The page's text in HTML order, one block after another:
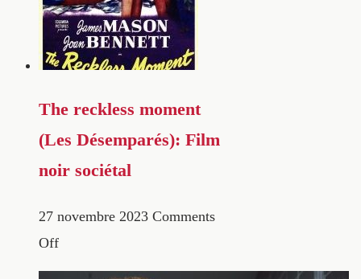
The reckless moment
(Les Désemparés): Film
noir sociétal
27 novembre 2023 Comments
Off